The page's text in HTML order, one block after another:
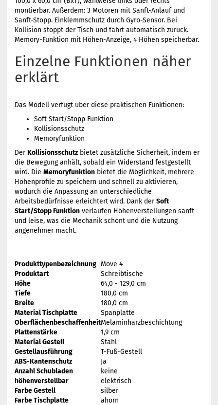
montierbar. Außerdem: 3 Motoren mit Sanft-Anlauf und
Sanft-Stopp. Einklemmschutz durch Gyro-Sensor. Bei
Kollision stoppt der Tisch und fährt automatisch zurück.
Memory-Funktion mit Höhen-Anzeige, 4 Höhen speicherbar.
Einzelne Funktionen näher
erklärt
Das Modell verfügt über diese praktischen Funktionen:
Soft Start/Stopp Funktion
Kollisionsschutz
Memoryfunktion
DerKollisionsschutzbietet zusätzliche Sicherheit, indem er
die Bewegung anhält, sobald ein Widerstand festgestellt
wird. Die Memoryfunktion bietet die Möglichkeit, mehrere
Höhenprofile zu speichern und schnell zu aktivieren,
wodurch die Anpassung an unterschiedliche
Arbeitsbedürfnisse erleichtert wird. Dank derSoft
Start/Stopp Funktion verlaufen Höhenverstellungen sanft
und leise, was die Mechanik schont und die Nutzung
angenehmer macht.
Produkttypenbezeichnung Move 4
Produktart
Schreibtische
Höhe
64,0 - 129,0 cm
Tiefe
180,0 cm
Breite
180,0 cm
Material Tischplatte
Spanplatte
OberflächenbeschaffenheitMelaminharzbeschichtung
Plattenstärke
1,9 cm
Material Gestell
Stahl
Gestellausführung
T-Fuß-Gestell
ABS-Kantenschutz
Ja
Anzahl Schubladen
keine
höhenverstellbar
elektrisch
Farbe Gestell
silber
Farbe Tischplatte
ahorn